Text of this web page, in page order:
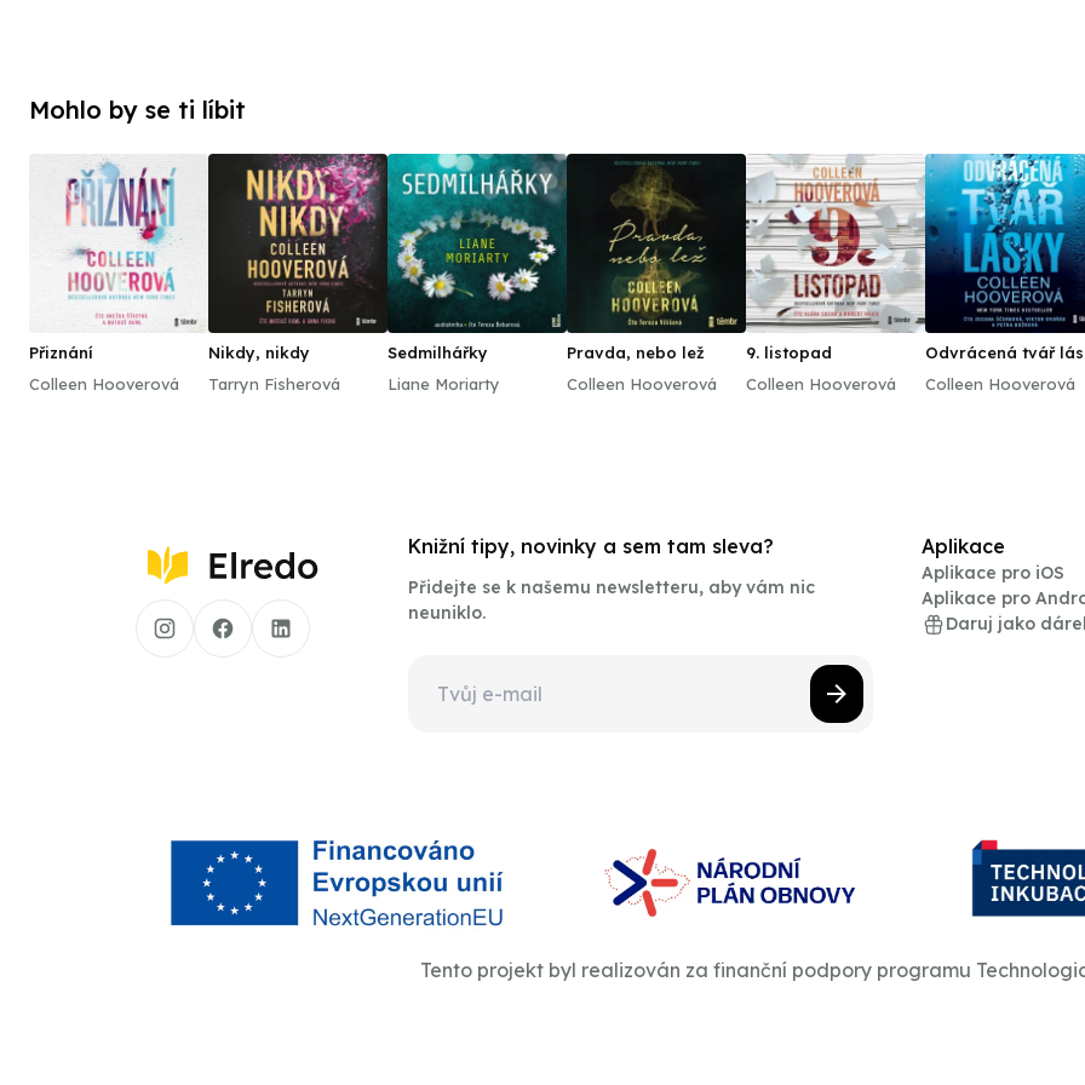
zahrál již o rok dříve ve filmu Ireny Pavláskové
Mohlo by se ti líbit
Přiznání
Colleen Hooverová
Nikdy, nikdy
Tarryn Fisherová
Sedmilhářky
Liane Moriarty
Pravda, nebo lež
Colleen Hooverová
9. listopad
Colleen Hooverová
Odvrácená tvář
Colleen Hooverová
Knižní tipy, novinky a sem tam sleva?
Přidejte se k našemu newsletteru, aby vám nic
neuniklo.
Aplikace
Aplikace pro iOS
Aplikace pro
Daruj jako
Tento projekt byl realizován za finanční podpory programu